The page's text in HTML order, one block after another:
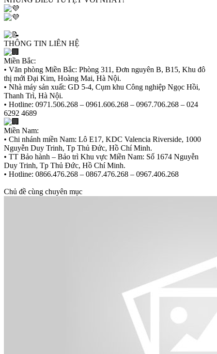
THÔNG TIN LIÊN HỆ
Miền Bắc:
• Văn phòng Miền Bắc: Phòng 311, Đơn nguyên B, B15, Khu đô
thị mới Đại Kim, Hoàng Mai, Hà Nội.
• Nhà máy sản xuất: GD 5-4, Cụm khu Công nghiệp Ngọc Hồi,
Thanh Trì, Hà Nội.
• Hotline: 0971.506.268 – 0961.606.268 – 0967.706.268 – 024
6292 4689
Miền Nam:
• Chi nhánh miền Nam: Lô E17, KDC Valencia Riverside, 1000
Nguyễn Duy Trinh, Tp Thủ Đức, Hồ Chí Minh.
• TT Bảo hành – Bảo trì Khu vực Miền Nam: Số 1674 Nguyễn
Duy Trinh, Tp Thủ Đức, Hồ Chí Minh.
• Hotline: 0866.476.268 – 0867.476.268 – 0967.406.268
Chủ đề cùng chuyên mục